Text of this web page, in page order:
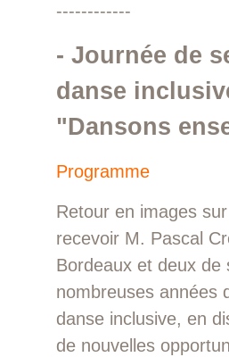
------------
- Journée de
danse
"Dansons
Programme
Retour en images
recevoir M. Pascal
Bordeaux et deux de
nombreuses années
danse inclusive, en
de nouvelles